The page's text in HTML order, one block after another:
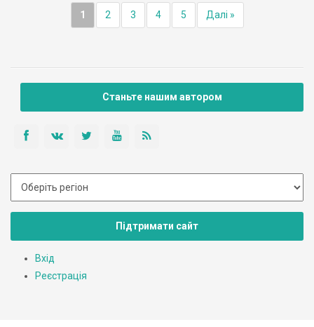
1 2 3 4 5 Далі »
Станьте нашим автором
Підтримати сайт
Вхід
Реєстрація